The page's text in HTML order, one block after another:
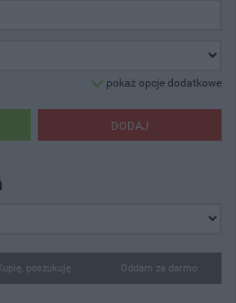
pokaż opcje dodatkowe
DODAJ
poszukuję Oddam za darmo